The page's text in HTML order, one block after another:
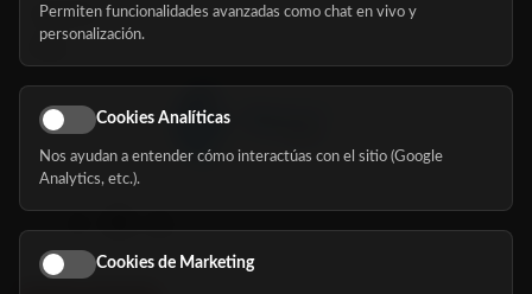
Nosotros
Síguenos
Permiten funcionalidades avanzadas como chat en vivo y
personalización.
Cookies Analíticas
Nos ayudan a entender cómo interactúas con el sitio (Google
Analytics, etc.).
Cookies de Marketing